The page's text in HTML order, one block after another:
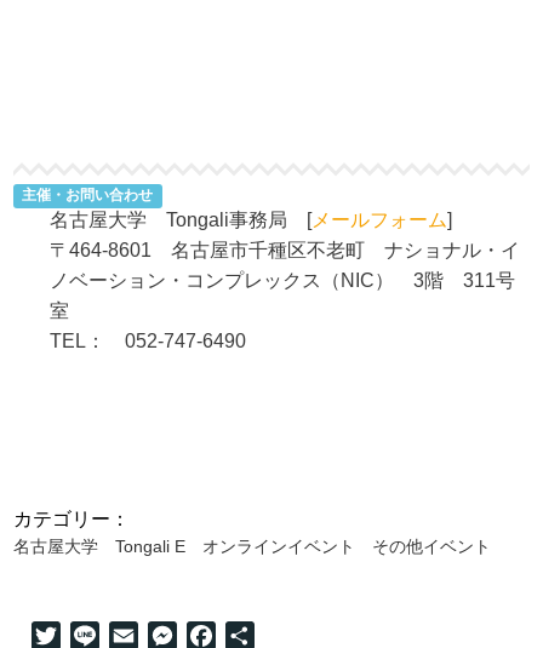
主催・お問い合わせ
名古屋大学 Tongali事務局 [メールフォーム]
〒464-8601 名古屋市千種区不老町 ナショナル・イ
ノベーション・コンプレックス（NIC） 3階 311号
室
TEL： 052-747-6490
カテゴリー：
名古屋大学 Tongali E オンラインイベント その他イベント
TwitterLine Email Messenger
Facebook